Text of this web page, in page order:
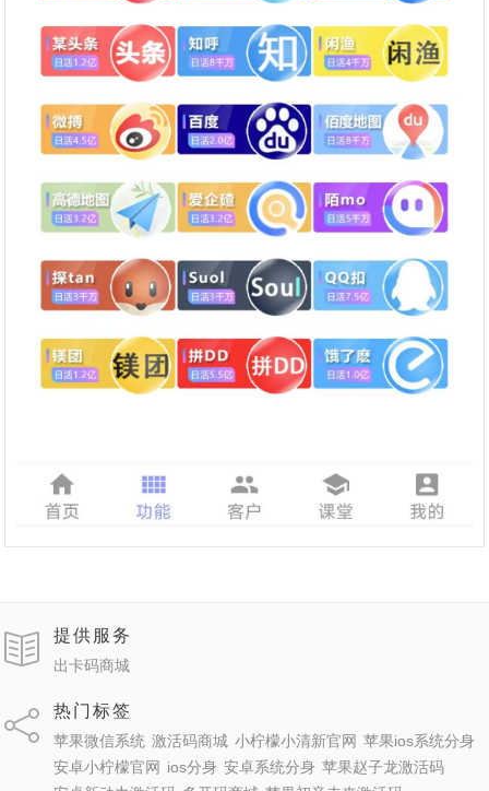
提供服务
出卡码商城
热门标签
苹果微信系统 激活码商城 小柠檬小清新官网 苹果ios系统分身
安卓小柠檬官网 ios分身 安卓系统分身 苹果赵子龙激活码